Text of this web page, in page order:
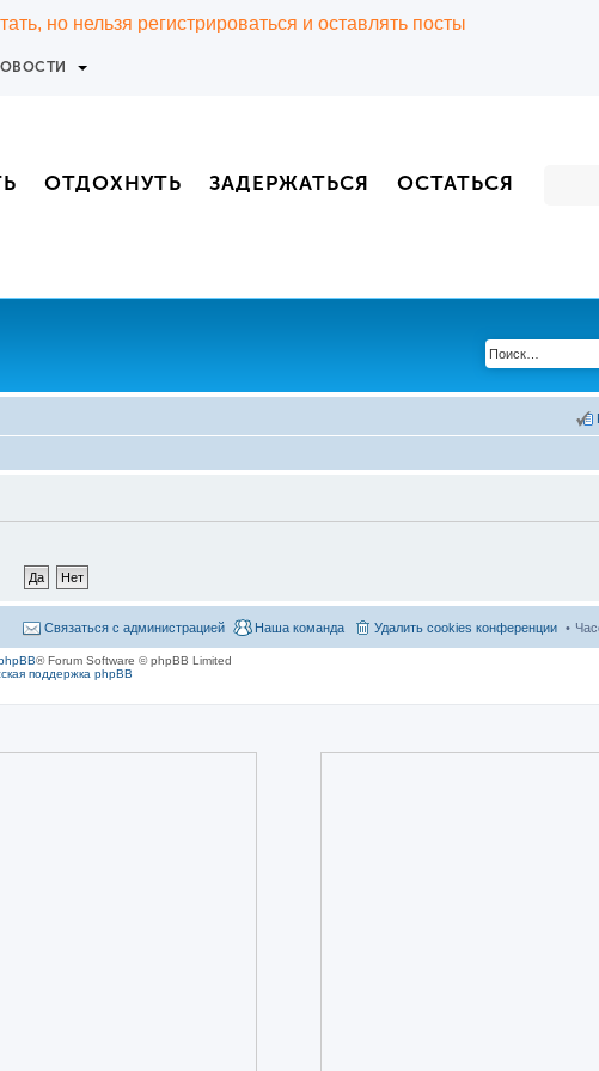
но нельзя регистрироваться и оставлять посты
ОТДОХНУТЬ ЗАДЕРЖАТЬСЯ ОСТАТЬСЯ
Удалить cookies конференции
Наша команда
Связаться с администрацией
® Forum Software © phpBB Limited
поддержка phpBB